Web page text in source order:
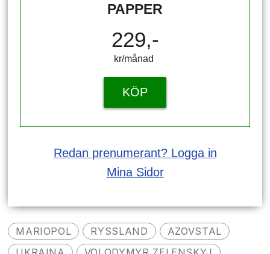
PAPPER
229,-
kr/månad ​​​​​​
KÖP
Redan prenumerant? Logga in
Mina Sidor
MARIOPOL RYSSLAND
AZOVSTAL